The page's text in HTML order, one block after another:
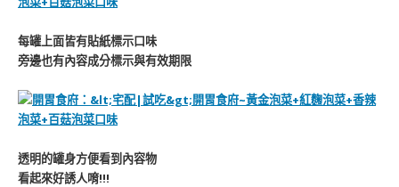
每罐上面皆有貼紙標示口味
旁邊也有內容成分標示與有效期限
透明的罐身方便看到內容物
看起來好誘人唷!!!